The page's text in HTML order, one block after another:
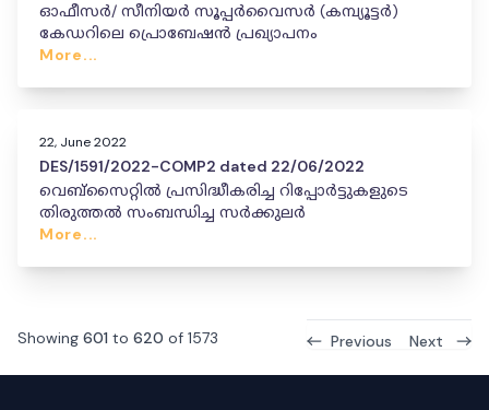
ഓഫീസർ/ സീനിയർ സൂപ്പർവൈസർ (കമ്പ്യൂട്ടർ)
കേഡറിലെ പ്രൊബേഷൻ പ്രഖ്യാപനം
More...
22, June 2022
DES/1591/2022-COMP2 dated 22/06/2022
വെബ്‌സൈറ്റിൽ പ്രസിദ്ധീകരിച്ച റിപ്പോർട്ടുകളുടെ
തിരുത്തൽ സംബന്ധിച്ച സർക്കുലർ
More...
Showing 601 to 620 of 1573 Previous Next